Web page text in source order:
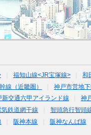
福知山線<JR宝塚線> 和
線（近畿圏）
神戸市営地
新交通六甲アイランド線 神
気鉄道網干線 智頭急行智頭
阪神本線 阪神なんば線